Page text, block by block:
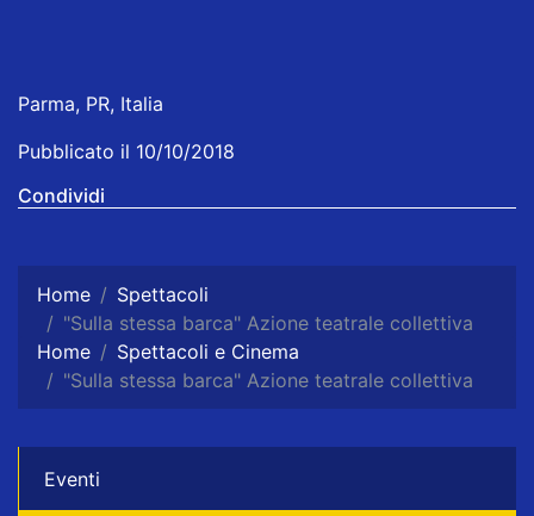
Parma, PR, Italia
Pubblicato il 10/10/2018
Condividi
Home
Spettacoli
"Sulla stessa barca" Azione teatrale collettiva
Home
Spettacoli e Cinema
"Sulla stessa barca" Azione teatrale collettiva
Eventi